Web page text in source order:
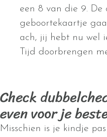
een 8 van die 9. De
geboortekaartje
ach, jij hebt nu wel
Tijd doorbrengen
Check
even voor je
Misschien is je kindje